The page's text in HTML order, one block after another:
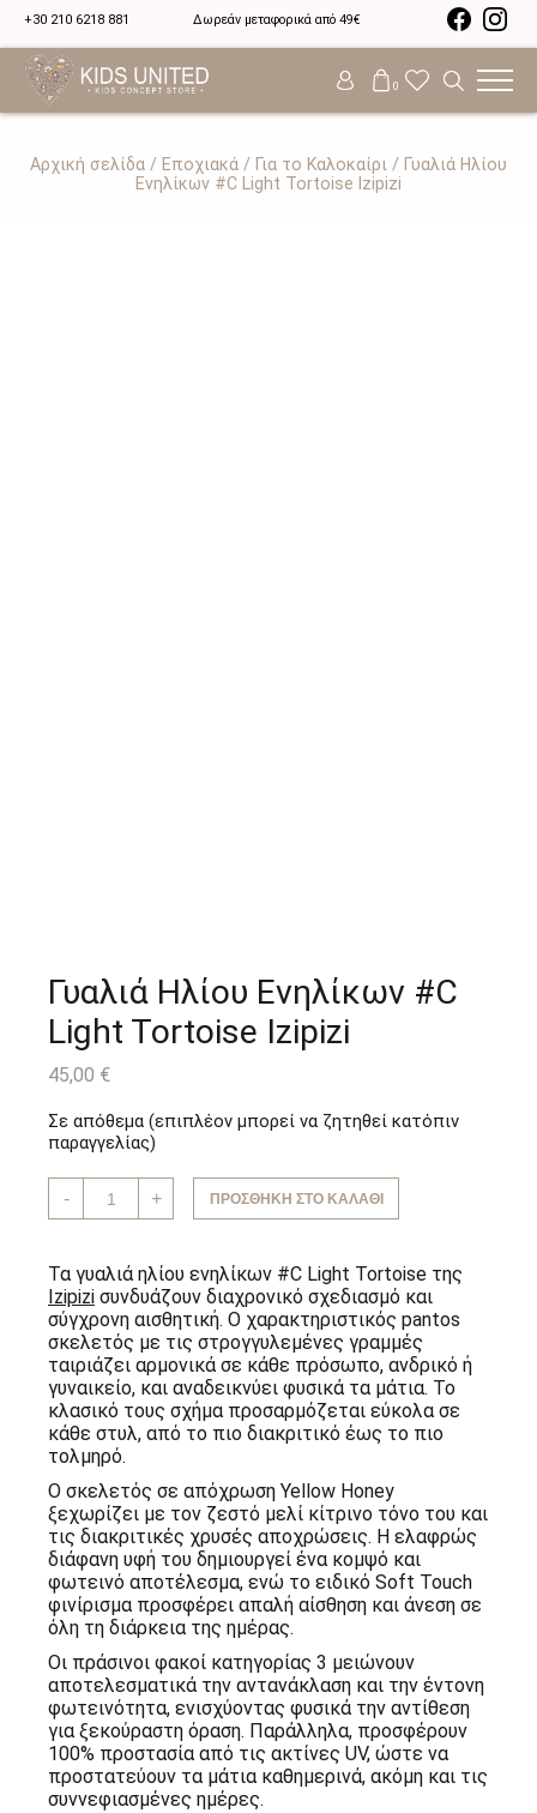
+30 210 6218 881 Δωρεάν μεταφορικά από 49€
0
Αρχική σελίδα / Εποχιακά / Για το Καλοκαίρι / Γυαλιά Ηλίου
Ενηλίκων #C Light Tortoise Izipizi
Γυαλιά Ηλίου Ενηλίκων #C
Light Tortoise Izipizi
45,00 €
Σε απόθεμα (επιπλέον μπορεί να ζητηθεί κατόπιν
παραγγελίας)
-
Γυαλιά
Ηλίου
Ενηλίκων
Light
Tortoise
Izipizi
ποσότητα
+ ΠΡΟΣΘΉΚΗ ΣΤΟ ΚΑΛΆΘΙ
Τα γυαλιά ηλίου ενηλίκων #C Light Tortoise της
Izipizi συνδυάζουν διαχρονικό σχεδιασμό και
σύγχρονη αισθητική. Ο χαρακτηριστικός pantos
σκελετός με τις στρογγυλεμένες γραμμές
ταιριάζει αρμονικά σε κάθε πρόσωπο, ανδρικό ή
γυναικείο, και αναδεικνύει φυσικά τα μάτια. Το
κλασικό τους σχήμα προσαρμόζεται εύκολα σε
κάθε στυλ, από το πιο διακριτικό έως το πιο
τολμηρό.
Ο σκελετός σε απόχρωση Yellow Honey
ξεχωρίζει με τον ζεστό μελί κίτρινο τόνο του και
τις διακριτικές χρυσές αποχρώσεις. Η ελαφρώς
διάφανη υφή του δημιουργεί ένα κομψό και
φωτεινό αποτέλεσμα, ενώ το ειδικό Soft Touch
φινίρισμα προσφέρει απαλή αίσθηση και άνεση σε
όλη τη διάρκεια της ημέρας.
Οι πράσινοι φακοί κατηγορίας 3 μειώνουν
αποτελεσματικά την αντανάκλαση και την έντονη
φωτεινότητα, ενισχύοντας φυσικά την αντίθεση
για ξεκούραστη όραση. Παράλληλα, προσφέρουν
100% προστασία από τις ακτίνες UV, ώστε να
προστατεύουν τα μάτια καθημερινά, ακόμη και τις
συννεφιασμένες ημέρες.